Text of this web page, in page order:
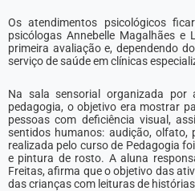
Os atendimentos psicológicos
psicólogas Annebelle Magalhães e
primeira avaliação e, dependendo
serviço de saúde em clínicas
Na sala sensorial organizada por
pedagogia, o objetivo era mostrar
pessoas com deficiência visual,
sentidos humanos: audição,
realizada pelo curso de Pedagogia
e pintura de rosto. A aluna
Freitas, afirma que o objetivo das
das crianças com leituras de